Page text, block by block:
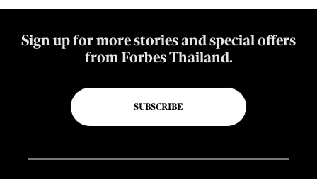
Sign up for more stories and special offers
from Forbes Thailand.
SUBSCRIBE